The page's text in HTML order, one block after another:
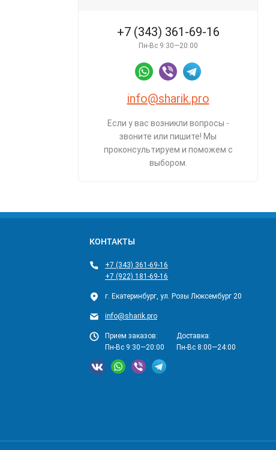
+7 (343) 361-69-16
Пн-Вс 9:30—20:00
info@sharik.pro
Если у вас возникли вопросы -
звоните или пишите! Мы
проконсультируем и поможем с
выбором.
КОНТАКТЫ
+7 (343) 361-69-16
+7 (922) 181-69-16
г. Екатеринбург, ул. Розы Люксембург 20
info@sharik.pro
Прием заказов:
Пн-Вс 9:30—20:00
Доставка:
Пн-Вс 8:00—24:00